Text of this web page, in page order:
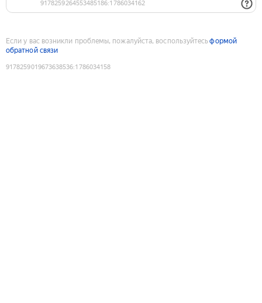
Если у вас возникли проблемы, пожалуйста, воспользуйтесьформой
обратной связи
9178259019673638536:1786034158